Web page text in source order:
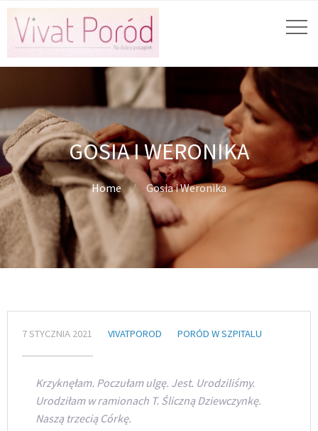
GOSIA I WERONIKA
Home Gosia i Weronika
7 STYCZNIA 2021 VIVATPOROD PORÓD W SZPITALU
Krzyknęłam. Poczułam ulgę. Jest. Urodziliśmy.
Urodziłam w ramionach T. Śliczną Dziewczynkę.
Naszą trzecią Córkę.